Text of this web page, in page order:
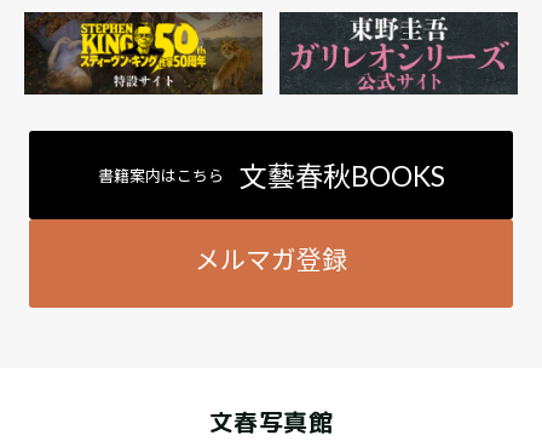
書籍案内はこちら 文藝春秋BOOKS
メルマガ登録
文春写真館